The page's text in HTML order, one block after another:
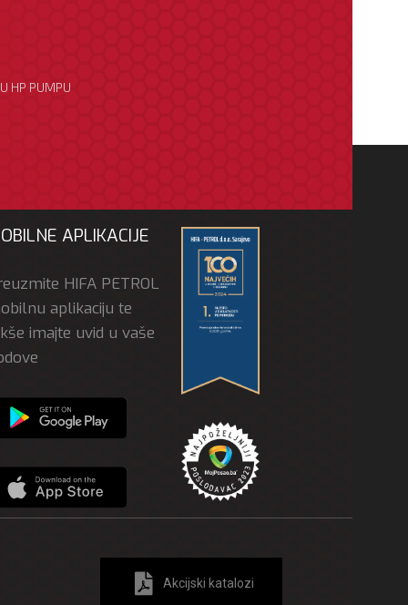
HP PUMPU
APLIKACIJE
HIFA PETROL
aplikaciju te
imajte uvid u vaše
Akcijski katalozi